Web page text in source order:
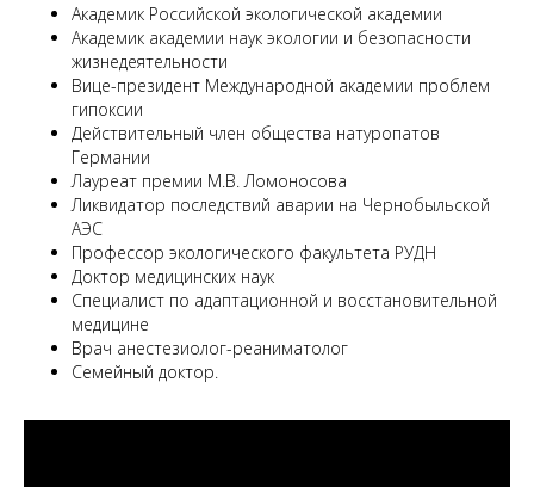
Академик Российской экологической академии
Академик академии наук экологии и безопасности
жизнедеятельности
Вице-президент Международной академии проблем
гипоксии
Действительный член общества натуропатов
Германии
Лауреат премии М.В. Ломоносова
Ликвидатор последствий аварии на Чернобыльской
АЭС
Профессор экологического факультета РУДН
Доктор медицинских наук
Специалист по адаптационной и восстановительной
медицине
Врач анестезиолог-реаниматолог
Семейный доктор.